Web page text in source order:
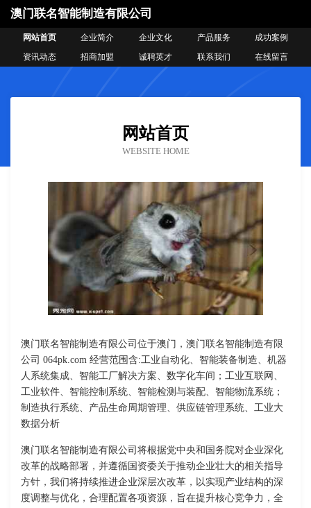
澳门联名智能制造有限公司
网站首页 企业简介 企业文化 产品服务
成功案例
资讯动态
招商加盟 诚聘英才 联系我们 在线留言
网站首页
WEBSITE HOME
澳门联名智能制造有限公司位于澳门，澳门联名智能制造有限
公司 064pk.com 经营范围含:工业自动化、智能装备制造、机器
人系统集成、智能工厂解决方案、数字化车间；工业互联网、
工业软件、智能控制系统、智能检测与装配、智能物流系统；
制造执行系统、产品生命周期管理、供应链管理系统、工业大
数据分析
澳门联名智能制造有限公司将根据党中央和国务院对企业深化
改革的战略部署，并遵循国资委关于推动企业壮大的相关指导
方针，我们将持续推进企业深层次改革，以实现产业结构的深
度调整与优化，合理配置各项资源，旨在提升核心竞争力，全